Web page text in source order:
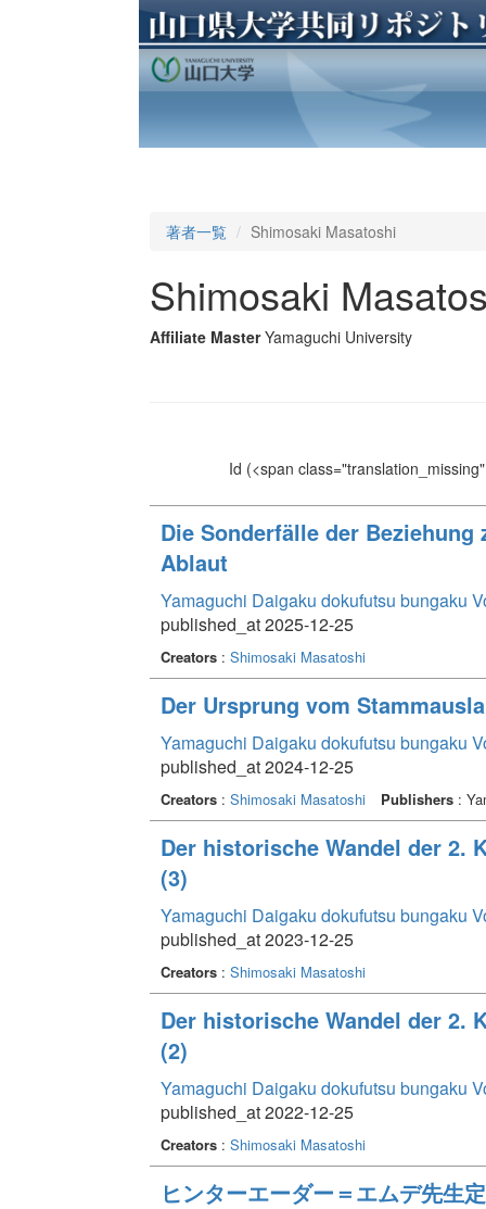
著者一覧 Shimosaki Masatoshi
Shimosaki
Affiliate Master Yamaguchi University
Id (<span
Die Sonderfälle der
Ablaut
Yamaguchi Daigaku dokufutsu bungaku
published_at 2025-12-25
Creators: Shimosaki Masatoshi
Der Ursprung vom
Yamaguchi Daigaku dokufutsu bungaku
published_at 2024-12-25
Creators: Shimosaki Masatoshi Publishers:
Der historische Wandel der 2.
(3)
Yamaguchi Daigaku dokufutsu bungaku
published_at 2023-12-25
Creators: Shimosaki Masatoshi
Der historische Wandel der 2.
(2)
Yamaguchi Daigaku dokufutsu bungaku
published_at 2022-12-25
Creators: Shimosaki Masatoshi
ヒンターエーダー＝エムデ先生